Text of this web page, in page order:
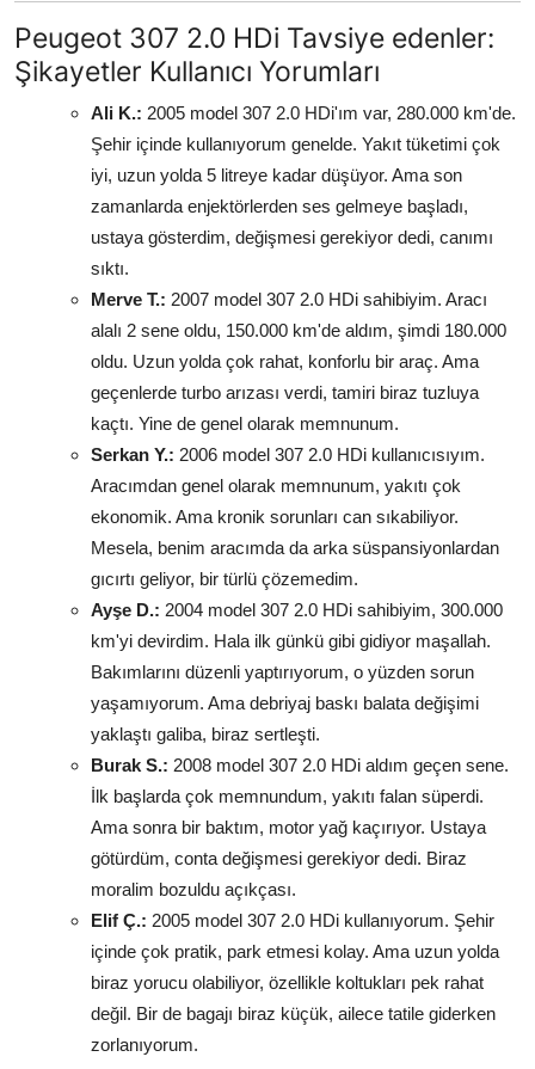
Peugeot 307 2.0 HDi Tavsiye edenler:
Şikayetler Kullanıcı Yorumları
Ali K.: 2005 model 307 2.0 HDi'ım var, 280.000 km'de.
Şehir içinde kullanıyorum genelde. Yakıt tüketimi çok
iyi, uzun yolda 5 litreye kadar düşüyor. Ama son
zamanlarda enjektörlerden ses gelmeye başladı,
ustaya gösterdim, değişmesi gerekiyor dedi, canımı
sıktı.
Merve T.: 2007 model 307 2.0 HDi sahibiyim. Aracı
alalı 2 sene oldu, 150.000 km'de aldım, şimdi 180.000
oldu. Uzun yolda çok rahat, konforlu bir araç. Ama
geçenlerde turbo arızası verdi, tamiri biraz tuzluya
kaçtı. Yine de genel olarak memnunum.
Serkan Y.: 2006 model 307 2.0 HDi kullanıcısıyım.
Aracımdan genel olarak memnunum, yakıtı çok
ekonomik. Ama kronik sorunları can sıkabiliyor.
Mesela, benim aracımda da arka süspansiyonlardan
gıcırtı geliyor, bir türlü çözemedim.
Ayşe D.: 2004 model 307 2.0 HDi sahibiyim, 300.000
km'yi devirdim. Hala ilk günkü gibi gidiyor maşallah.
Bakımlarını düzenli yaptırıyorum, o yüzden sorun
yaşamıyorum. Ama debriyaj baskı balata değişimi
yaklaştı galiba, biraz sertleşti.
Burak S.: 2008 model 307 2.0 HDi aldım geçen sene.
İlk başlarda çok memnundum, yakıtı falan süperdi.
Ama sonra bir baktım, motor yağ kaçırıyor. Ustaya
götürdüm, conta değişmesi gerekiyor dedi. Biraz
moralim bozuldu açıkçası.
Elif Ç.: 2005 model 307 2.0 HDi kullanıyorum. Şehir
içinde çok pratik, park etmesi kolay. Ama uzun yolda
biraz yorucu olabiliyor, özellikle koltukları pek rahat
değil. Bir de bagajı biraz küçük, ailece tatile giderken
zorlanıyorum.